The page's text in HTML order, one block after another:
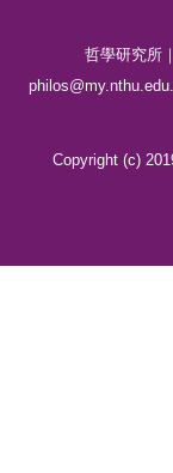
哲學研究所
Copyright (c)